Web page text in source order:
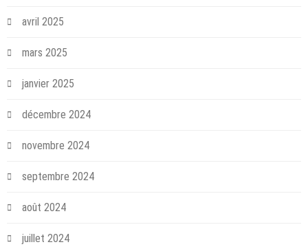
avril 2025
mars 2025
janvier 2025
décembre 2024
novembre 2024
septembre 2024
août 2024
juillet 2024